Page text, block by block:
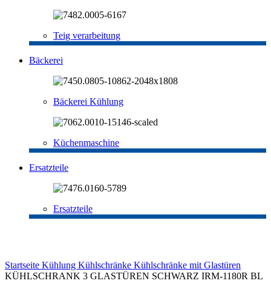
Teig verarbeitung
Bäckerei
Bäckerei Kühlung
Küchenmaschine
Ersatzteile
Ersatzteile
Startseite Kühlung Kühlschränke Kühlschränke mit Glastüren
KÜHLSCHRANK 3 GLASTÜREN SCHWARZ IRM-1180R BL